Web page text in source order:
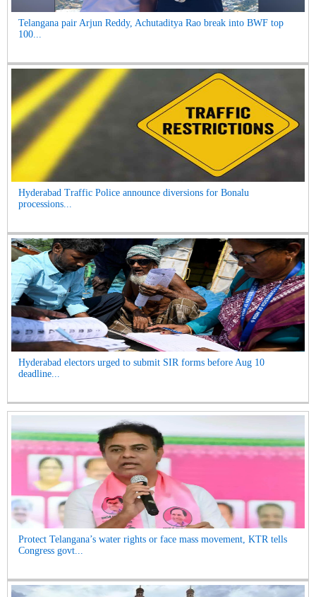
Telangana pair Arjun Reddy, Achutaditya Rao break into BWF top
100...
Hyderabad Traffic Police announce diversions for Bonalu
processions...
Hyderabad electors urged to submit SIR forms before Aug 10
deadline...
Protect Telangana’s water rights or face mass movement, KTR tells
Congress govt...